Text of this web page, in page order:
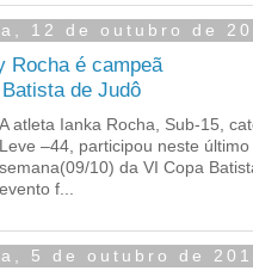
12 de outubro de
Rocha é campeã
de Judô
A atleta Ianka Rocha, Sub-15,
Leve –44, participou neste último
semana(09/10) da VI Copa
evento f...
5 de outubro de